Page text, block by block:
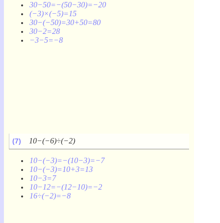
30−50=−(50−30)=−20
(−3)×(−5)=15
30−(−50)=30+50=80
30−2=28
−3−5=−8
(7) 10−(−6)÷(−2)
10−(−3)=−(10−3)=−7
10−(−3)=10+3=13
10−3=7
10−12=−(12−10)=−2
16÷(−2)=−8